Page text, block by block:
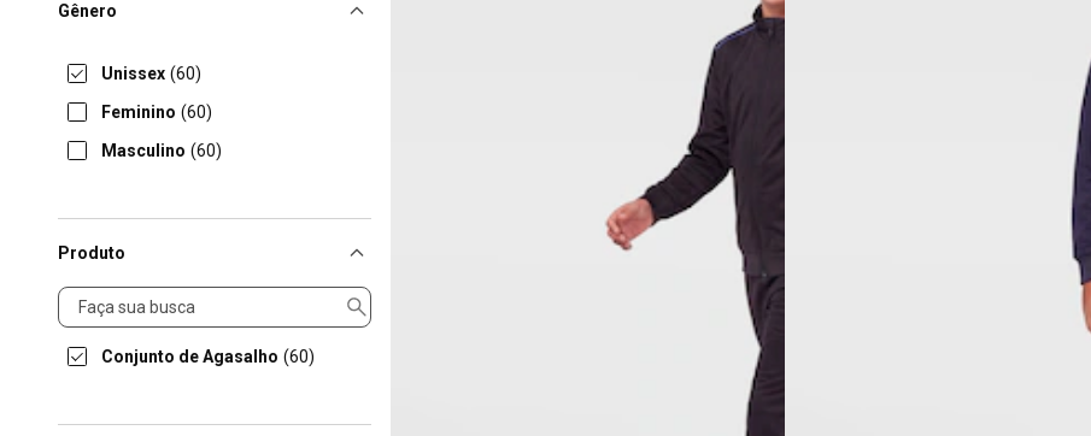
Gênero
Unissex (60)
Feminino (60)
Masculino (60)
Produto
Produto
Conjunto de Agasalho (60)